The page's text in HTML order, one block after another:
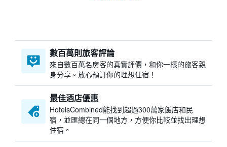
數百萬則旅客評論
來自數百萬名房客的真實評價，和你一樣的旅客親
身分享。放心預訂你的理想住宿！
最佳酒店優惠
HotelsCombined​能找到超過300萬家飯店和民
宿，並匯總在同一個地方，方便你比較並找出理想
住宿。